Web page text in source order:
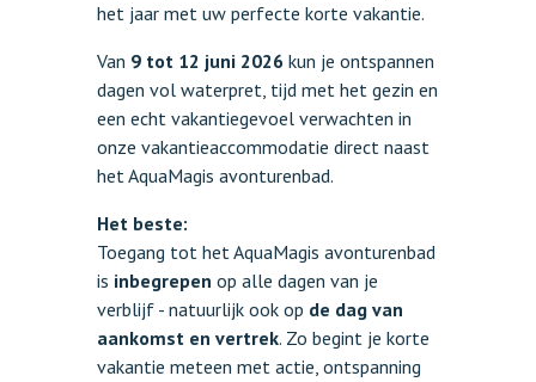
het jaar met uw perfecte korte vakantie.
Van 9 tot 12 juni 2026 kun je ontspannen
dagen vol waterpret, tijd met het gezin en
een echt vakantiegevoel verwachten in
onze vakantieaccommodatie direct naast
het AquaMagis avonturenbad.
Het beste:
Toegang tot het AquaMagis avonturenbad
is inbegrepen op alle dagen van je
verblijf - natuurlijk ook op de dag van
aankomst en vertrek. Zo begint je korte
vakantie meteen met actie, ontspanning